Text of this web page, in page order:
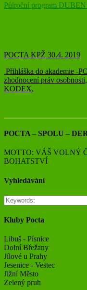
Půlroční program
POCTA KPŽ 30.4. 2019
Přihláška do akademie -
zhodnocení práv osobnosti,
KODEX,
POCTA – SPOLU –
MOTTO: VÁŠ VOLNÝ
BOHATSTVÍ
Vyhledávání
Kluby Pocta
Libuš - Písnice
Dolní Břežany
Jílové u Prahy
Jesenice - Vestec
Jižní Město
Zelený pruh